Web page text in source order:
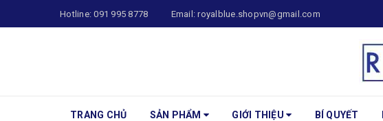
Hotline:091 995 8778 Email:royalblue.shopvn@gmail.com
TRANG CHỦ SẢN PHẨM GIỚI THIỆU BÍ QUYẾT